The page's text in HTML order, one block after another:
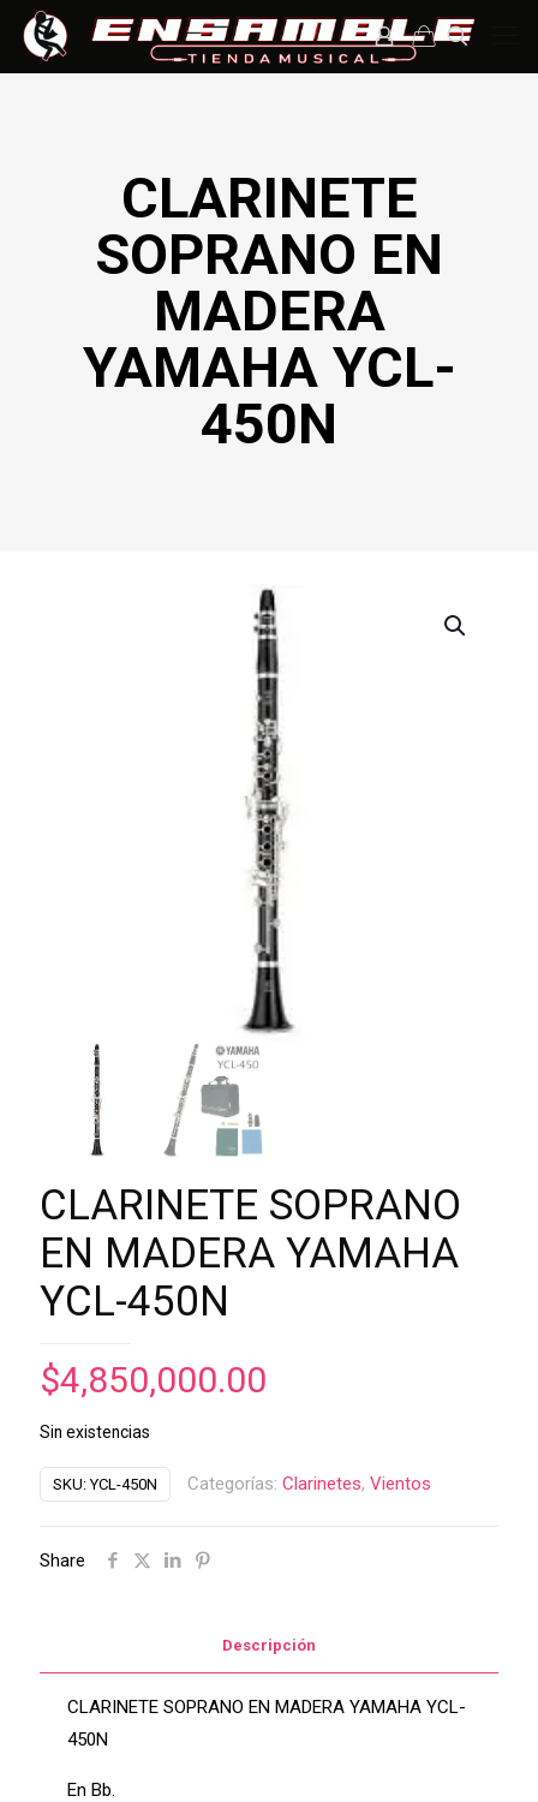
CLARINETE
SOPRANO EN
MADERA
YAMAHA YCL-
450N
CLARINETE SOPRANO
EN MADERA YAMAHA
YCL-450N
$4,850,000.00
Sin existencias
SKU:YCL-450N Categorías: Clarinetes, Vientos
Share
Descripción
CLARINETE SOPRANO EN MADERA YAMAHA YCL-
450N
En Bb.